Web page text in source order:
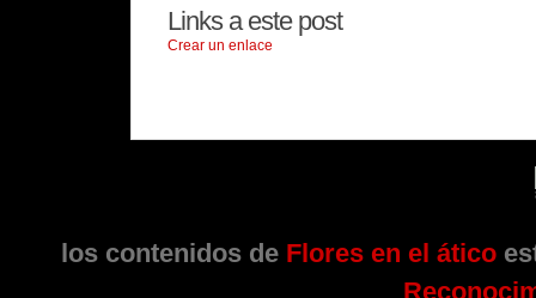
Links a este post
Crear un enlace
los contenidos de Flores en el ático